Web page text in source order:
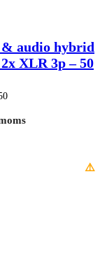
audio hybrid
XLR 3p – 50
⚠️